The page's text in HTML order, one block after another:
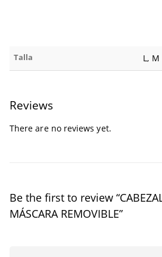
Talla L, M
Reviews
There are no reviews yet.
Be the first to review
MÁSCARA REMOVIBLE”